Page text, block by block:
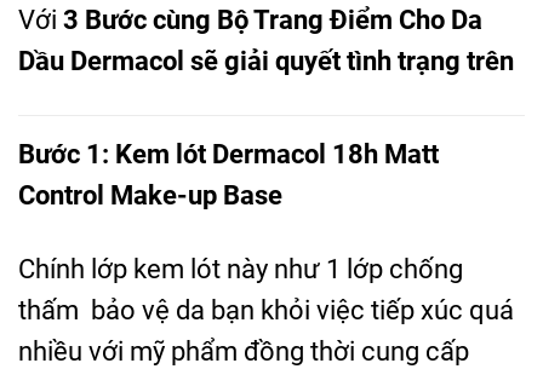
Với 3 Bước cùng Bộ Trang Điểm Cho Da
Dầu Dermacol sẽ giải quyết tình trạng trên
Bước 1: Kem lót Dermacol 18h Matt
Control Make-up Base
Chính lớp kem lót này như 1 lớp chống
thấm bảo vệ da bạn khỏi việc tiếp xúc quá
nhiều với mỹ phẩm đồng thời cung cấp